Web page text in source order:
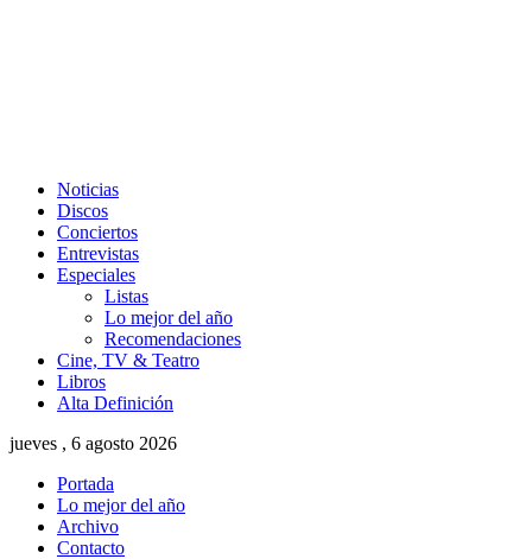
Noticias
Discos
Conciertos
Entrevistas
Especiales
Listas
Lo mejor del año
Recomendaciones
Cine, TV & Teatro
Libros
Alta Definición
jueves , 6 agosto 2026
Portada
Lo mejor del año
Archivo
Contacto